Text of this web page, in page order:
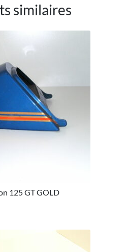
similaires
125 GT GOLD